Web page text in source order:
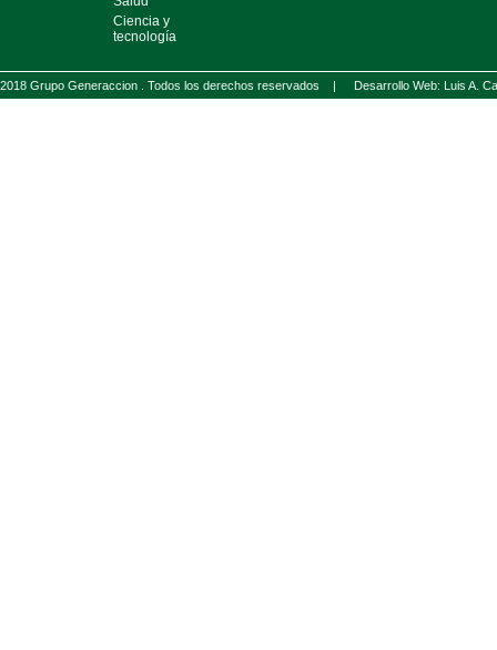
Ciencia y
tecnología
2018 Grupo Generaccion . Todos los derechos reservados | Desarrollo Web: Luis